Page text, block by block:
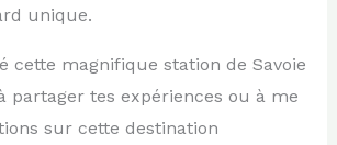
unique.
cette magnifique station de Savoie
partager tes expériences ou à me
sur cette destination